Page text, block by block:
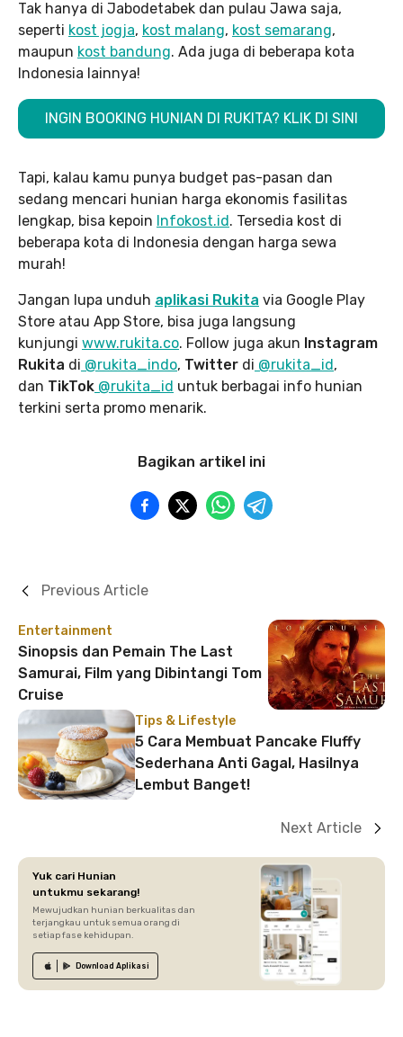
Tak hanya di Jabodetabek dan pulau Jawa saja,
seperti kost jogja, kost malang, kost semarang,
maupun kost bandung. Ada juga di beberapa kota
Indonesia lainnya!
INGIN BOOKING HUNIAN DI RUKITA? KLIK DI SINI
Tapi, kalau kamu punya budget pas-pasan dan
sedang mencari hunian harga ekonomis fasilitas
lengkap, bisa kepoin Infokost.id . Tersedia kost di
beberapa kota di Indonesia dengan harga sewa
murah!
Jangan lupa unduh aplikasi Rukita via Google Play
Store atau App Store, bisa juga langsung
kunjungi www.rukita.co. Follow juga akun Instagram
Rukita di @rukita_indo, Twitter di @rukita_id ,
dan TikTok @rukita_id untuk berbagai info hunian
terkini serta promo menarik.
Bagikan artikel ini
Entertainment
Sinopsis dan Pemain The Last
Samurai, Film yang Dibintangi Tom
Cruise
Previous Article
Tips & Lifestyle
5 Cara Membuat Pancake Fluffy
Sederhana Anti Gagal, Hasilnya
Lembut Banget!
Next Article
Yuk cari Hunian
untukmu sekarang!
Mewujudkan hunian berkualitas dan
terjangkau untuk semua orang di
setiap fase kehidupan.
Download Aplikasi